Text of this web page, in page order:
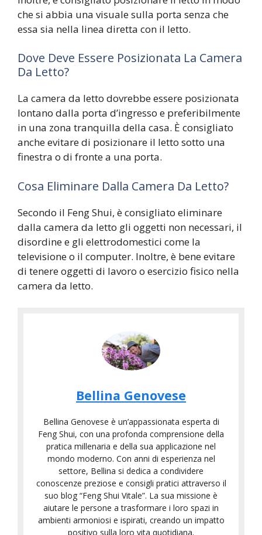
che si abbia una visuale sulla porta senza che
essa sia nella linea diretta con il letto.
Dove Deve Essere Posizionata La Camera
Da Letto?
La camera da letto dovrebbe essere posizionata
lontano dalla porta d’ingresso e preferibilmente
in una zona tranquilla della casa. È consigliato
anche evitare di posizionare il letto sotto una
finestra o di fronte a una porta.
Cosa Eliminare Dalla Camera Da Letto?
Secondo il Feng Shui, è consigliato eliminare
dalla camera da letto gli oggetti non necessari, il
disordine e gli elettrodomestici come la
televisione o il computer. Inoltre, è bene evitare
di tenere oggetti di lavoro o esercizio fisico nella
camera da letto.
Bellina Genovese
Bellina Genovese è un’appassionata esperta di
Feng Shui, con una profonda comprensione della
pratica millenaria e della sua applicazione nel
mondo moderno. Con anni di esperienza nel
settore, Bellina si dedica a condividere
conoscenze preziose e consigli pratici attraverso il
suo blog “Feng Shui Vitale”. La sua missione è
aiutare le persone a trasformare i loro spazi in
ambienti armoniosi e ispirati, creando un impatto
positivo sulla loro vita quotidiana.
a
z
i
o
n
e
F
o
r
s
i
D
i
F
e
e
n
t
D
i
F
o
s
'
è
l
F
e